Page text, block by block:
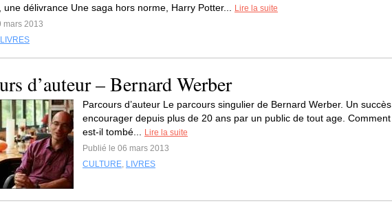
une délivrance Une saga hors norme, Harry Potter...
Lire la suite
mars 2013
LIVRES
d’auteur – Bernard Werber
Parcours d’auteur Le parcours singulier de Bernard Werber. Un succès
encourager depuis plus de 20 ans par un public de tout age. Comment
est-il tombé...
Lire la suite
Publié le 06 mars 2013
CULTURE, LIVRES